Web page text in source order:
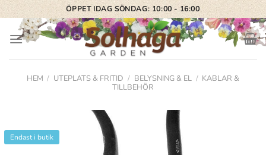
Skip
to
content
ÖPPET IDAG SÖNDAG: 10:00 - 16:00
HEM / UTEPLATS & FRITID / BELYSNING & EL / KABLAR &
TILLBEHÖR
Endast i butik